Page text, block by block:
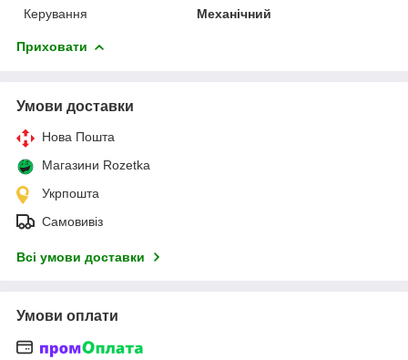
Керування
Механічний
Приховати
Умови доставки
Нова Пошта
Магазини Rozetka
Укрпошта
Самовивіз
Всі умови доставки
Умови оплати